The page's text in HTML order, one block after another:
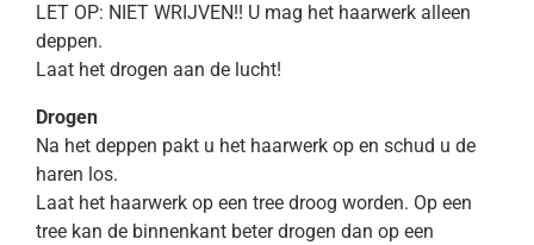
LET OP: NIET WRIJVEN!! U mag het haarwerk alleen
deppen.
Laat het drogen aan de lucht!
Drogen
Na het deppen pakt u het haarwerk op en schud u de
haren los.
Laat het haarwerk op een tree droog worden. Op een
tree kan de binnenkant beter drogen dan op een